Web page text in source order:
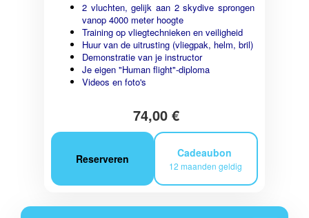
2 vluchten, gelijk aan 2 skydive sprongen
vanop 4000 meter hoogte
Training op vliegtechnieken en veiligheid
Huur van de uitrusting (vliegpak, helm, bril)
Demonstratie van je instructor
Je eigen "Human flight"-diploma
Videos en foto's
74,00 €
Reserveren Cadeaubon
12 maanden geldig